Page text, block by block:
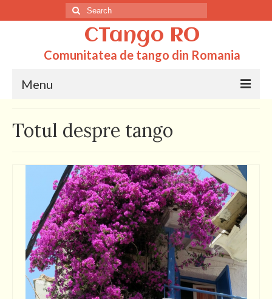
Search
for:
CTango RO
Comunitatea de tango din Romania
Menu
Totul despre tango
Dictionar
Q&A
Totul despre tango